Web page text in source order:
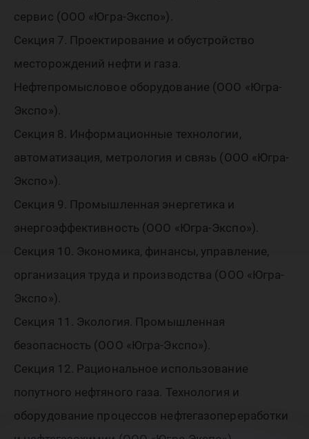
сервис (ООО «Югра-Экспо»).
Секция 7. Проектирование и обустройство
месторождений нефти и газа.
Нефтепромысловое оборудование (ООО «Югра-
Экспо»).
Секция 8. Информационные технологии,
автоматизация, метрология и связь (ООО «Югра-
Экспо»).
Секция 9. Промышленная энергетика и
энергоэффективность (ООО «Югра-Экспо»).
Секция 10. Экономика, финансы, управление,
организация труда и производства (ООО «Югра-
Экспо»).
Секция 11. Экология. Промышленная
безопасность (ООО «Югра-Экспо»).
Секция 12. Рациональное использование
попутного нефтяного газа. Технология и
оборудование процессов нефтегазопереработки